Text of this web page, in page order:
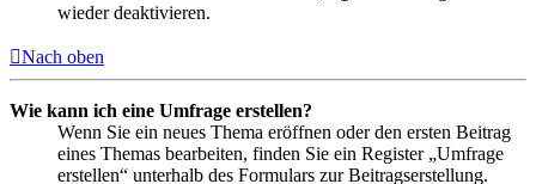
wieder deaktivieren.
Nach oben
Wie kann ich eine Umfrage erstellen?
Wenn Sie ein neues Thema eröffnen oder den ersten Beitrag
eines Themas bearbeiten, finden Sie ein Register „Umfrage
erstellen“ unterhalb des Formulars zur Beitragserstellung.